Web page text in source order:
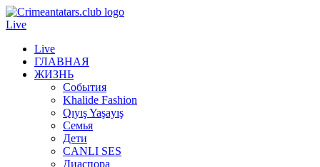
Live
Live
ГЛАВНАЯ
ЖИЗНЬ
События
Khalide Fashion
Qıyış Yaşayış
Семья
Дети
CANLI SES
Диаспора